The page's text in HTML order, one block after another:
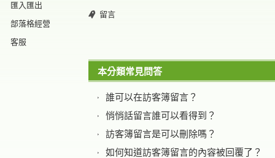
匯入匯出
部落格經營
客服
留言
本分類常見問答
誰可以在訪客簿留言？
悄悄話留言誰可以看得到？
訪客簿留言是可以刪除嗎？
如何知道訪客簿留言的內容被回覆了？